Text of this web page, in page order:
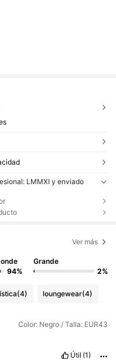
LMMXI y enviado
Ver más
94%
Grande
2%
(4) loungewear(4)
Color: Negro / Talla: EUR43
Útil (1)